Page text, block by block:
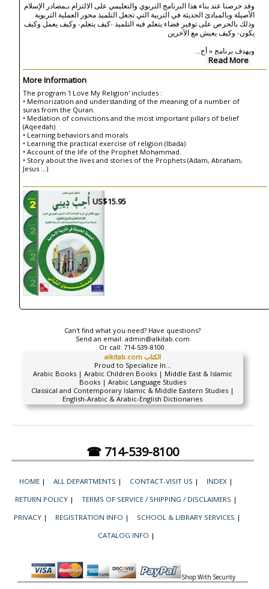
وقد حرصنا عند بناء هذا البرنامج التربوي والتعليمي على الالتزام بـمصادر الإسلام
الأصيلة وبالمبادئ الحديثة في التربية التي تجعل التلميذ محور العملية التربوية
وذلك بالحرص على توفير فضاء يتعلم فيه التلميذ -كيف يتعلم- وكيف يعمل وكيف
يكون- وكيف يعيش مع الآخرين
‏ويهدف برنامج « أح...
Read More
More Information
The program 'I Love My Religion' includes :
• Memorization and understanding of the meaning of a number of
suras from the Quran.
• Mediation of convictions and the most important pillars of belief
(Aqeedah)
• Learning behaviors and morals
• Learning the practical exercise of religion (Ibada)
• Account of the life of the Prophet Mohammad.
• Story about the lives and stories of the Prophets (Adam, Abraham,
Jesus ...)
US$15.95
Can't find what you need? Have questions?
Send an email: admin@alkitab.com
Or call: 714-539-8100.
alkitab.com الكتاب
Proud to Specialize In...
Arabic Books | Arabic Children Books | Middle East & Islamic
Books | Arabic Language Studies
Classical and Contemporary Islamic & Middle Eastern Studies |
English-Arabic & Arabic-English Dictionaries
☎ 714-539-8100
HOME | ALL DEPARTMENTS | CONTACT-VISIT US | INDEX |
RETURN POLICY | TERMS OF SERVICE / SHIPPING / DISCLAIMERS |
PRIVACY | REGISTRATION INFO | SCHOOL & LIBRARY SERVICES |
CATALOG INFO |
Shop With Security